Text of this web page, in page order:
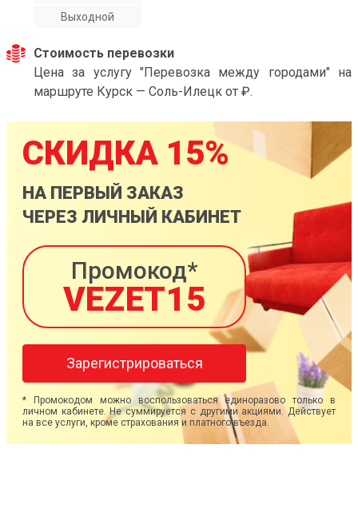
Выходной
Стоимость перевозки
Цена за услугу "Перевозка между городами" на
маршруте Курск — Соль-Илецк от ₽.
СКИДКА 15%
НА ПЕРВЫЙ ЗАКАЗ
ЧЕРЕЗ ЛИЧНЫЙ КАБИНЕТ
Промокод*
VEZET15
Зарегистрироваться
* Промокодом можно воспользоваться единоразово только в
личном кабинете. Не суммируется с другими акциями. Действует
на все услуги, кроме страхования и платного въезда.